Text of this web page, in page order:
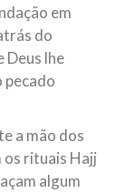
em
do
Deus lhe
pecado
a mão dos
os rituais Hajj
algum